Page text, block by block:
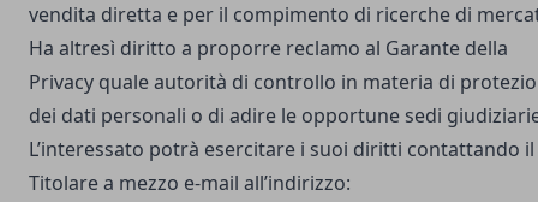
vendita diretta e per il compimento di ricerche di
Ha altresì diritto a proporre reclamo al Garante della
Privacy quale autorità di controllo in materia di
dei dati personali o di adire le opportune sedi
L’interessato potrà esercitare i suoi diritti contattando il
Titolare a mezzo e-mail all’indirizzo: